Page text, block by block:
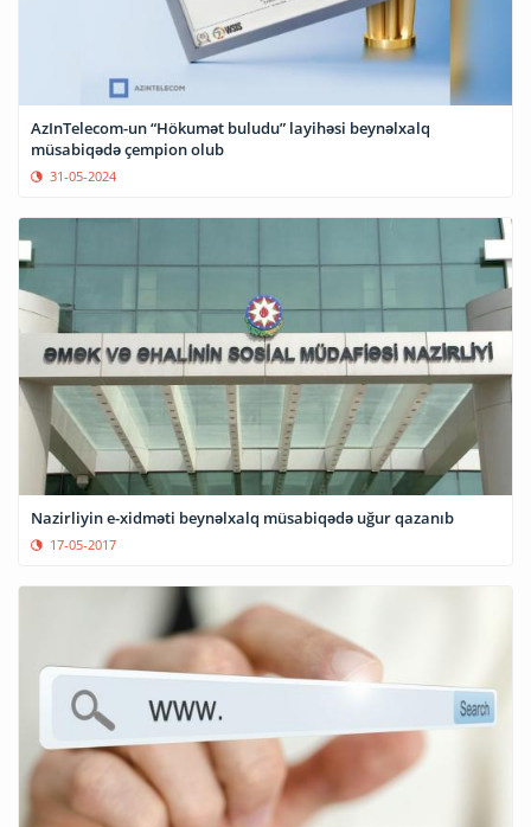
AzInTelecom-un “Hökumət buludu” layihəsi beynəlxalq
müsabiqədə çempion olub
31-05-2024
Nazirliyin e-xidməti beynəlxalq müsabiqədə uğur qazanıb
17-05-2017